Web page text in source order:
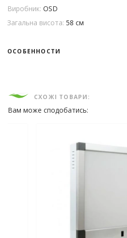
Виробник: OSD
Загальна висота: 58 см
ОСОБЕННОСТИ
СХОЖІ ТОВАРИ:
Вам може сподобатись: